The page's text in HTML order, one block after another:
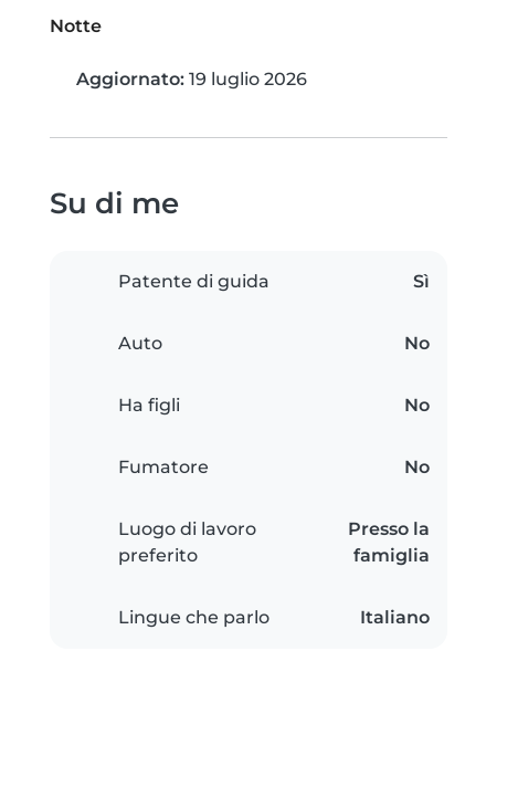
Notte
Aggiornato: 19 luglio 2026
Su di me
Patente di guida Sì
Auto No
Ha figli No
Fumatore No
Luogo di lavoro
preferito
Presso la
famiglia
Lingue che parlo Italiano